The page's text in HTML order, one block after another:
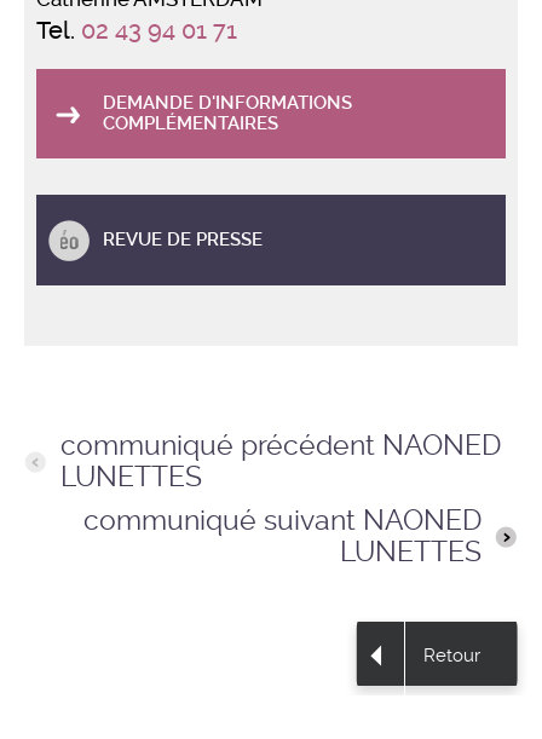
Tel. 02 43 94 01 71
DEMANDE D'INFORMATIONS
COMPLÉMENTAIRES
REVUE DE PRESSE
communiqué précédent NAONED
LUNETTES
communiqué suivant NAONED
LUNETTES
Retour